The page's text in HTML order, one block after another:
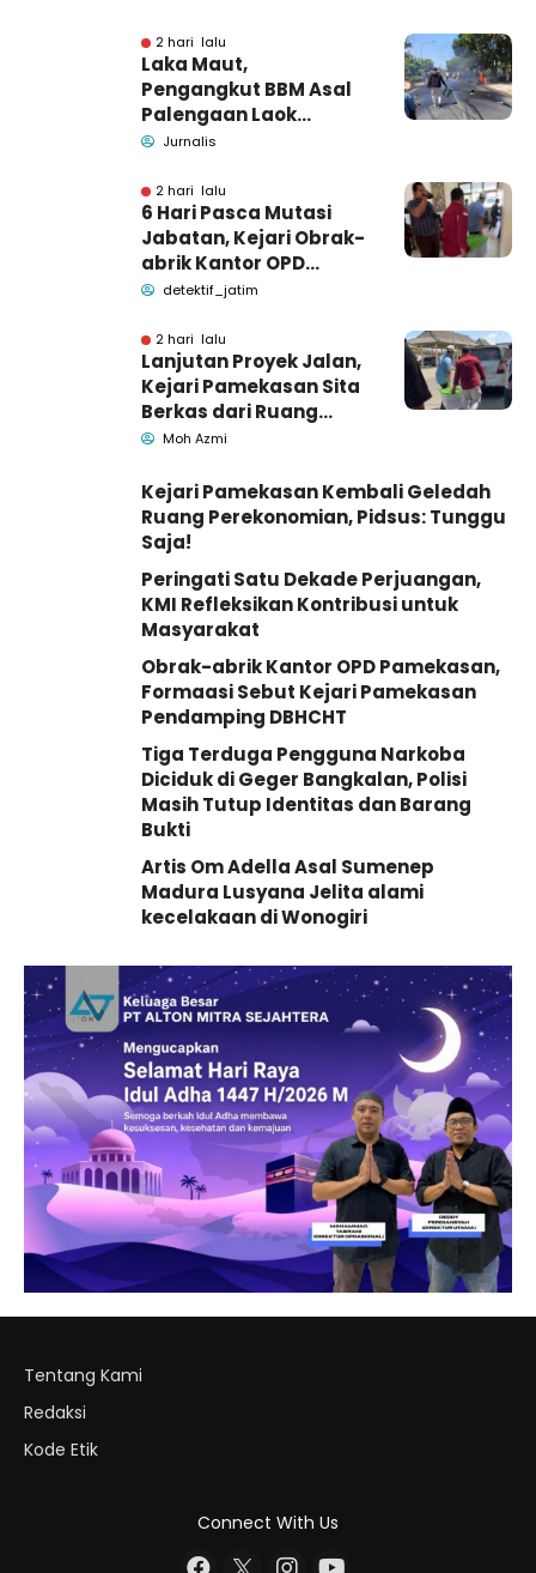
2 hari lalu
Laka Maut,
Pengangkut BBM Asal
Palengaan Laok
Pamekasan Meninggal
Jurnalis
2 hari lalu
6 Hari Pasca Mutasi
Jabatan, Kejari Obrak-
abrik Kantor OPD
Pemkab Pamekasan
detektif_jatim
2 hari lalu
Lanjutan Proyek Jalan,
Kejari Pamekasan Sita
Berkas dari Ruang
Pemkab Pamekasan
Moh Azmi
Kejari Pamekasan Kembali Geledah
Ruang Perekonomian, Pidsus: Tunggu
Saja!
Peringati Satu Dekade Perjuangan,
KMI Refleksikan Kontribusi untuk
Masyarakat
Obrak-abrik Kantor OPD Pamekasan,
Formaasi Sebut Kejari Pamekasan
Pendamping DBHCHT
Tiga Terduga Pengguna Narkoba
Diciduk di Geger Bangkalan, Polisi
Masih Tutup Identitas dan Barang
Bukti
Artis Om Adella Asal Sumenep
Madura Lusyana Jelita alami
kecelakaan di Wonogiri
Tentang Kami
Redaksi
Kode Etik
Connect With Us